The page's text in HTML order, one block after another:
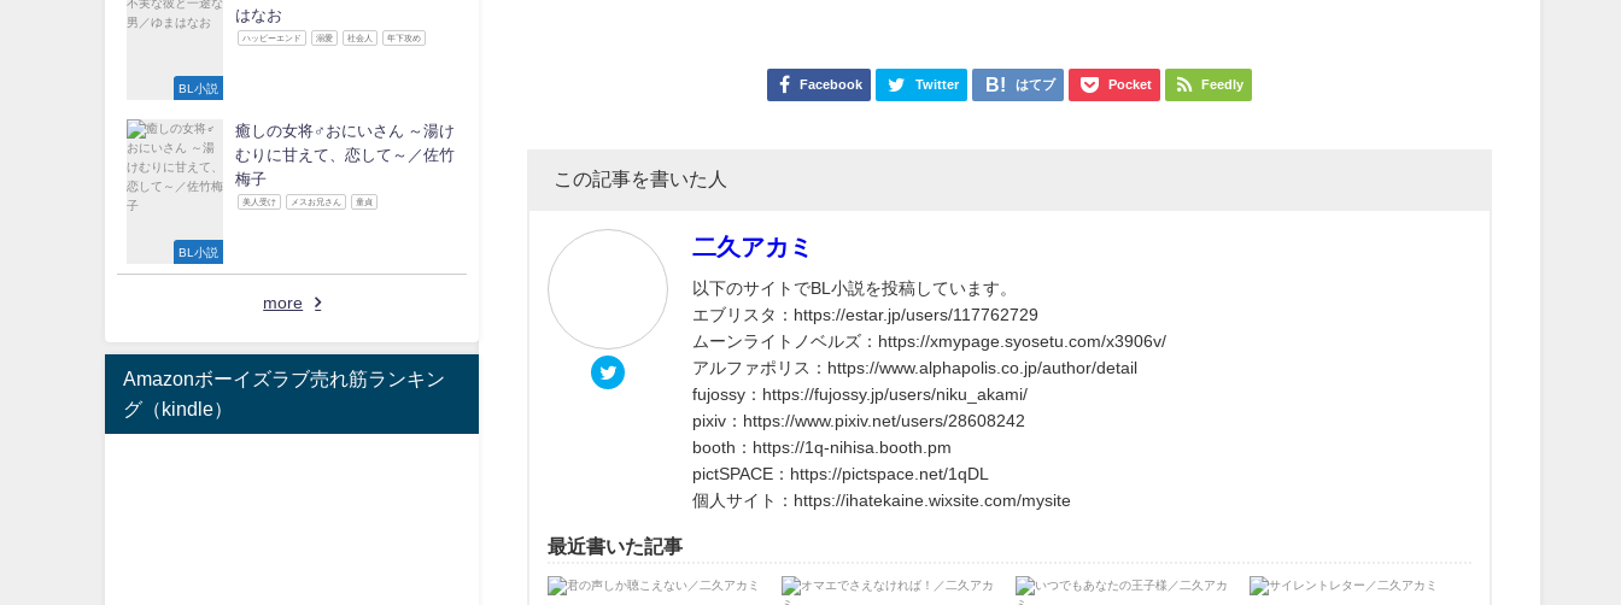
Facebook Twitter はてブ Pocket Feedly
この記事を書いた人
二久アカミ
以下のサイトでBL小説を投稿しています。 ​​
エブリスタ：https://estar.jp/users/117762729 ​​​
ムーンライトノベルズ：https://xmypage.syosetu.com/x3906v/ ​​​
アルファポリス​：https://www.alphapolis.co.jp/author/detail​​ ​​
fujossy：https://fujossy.jp/users/niku_akami/ ​​​
pixiv：https://www.pixiv.net/users/28608242 ​​​
booth：https://1q-nihisa.booth.pm ​​​
pictSPACE：https://pictspace.net/1qDL ​​​
個人サイト：https://ihatekaine.wixsite.com/mysite
最近書いた記事
BL小説
はなお
ハッピーエンド 溺愛 社会人 年下攻め
BL小説
癒しの女将♂おにいさん ～湯け
むりに甘えて、恋して～／佐竹
梅子
美人受け メスお兄さん 童貞
more
Amazonボーイズラブ売れ筋ランキン
グ（kindle）